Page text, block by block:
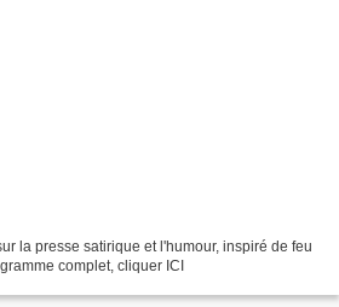
la presse satirique et l'humour, inspiré de feu
complet, cliquer ICI